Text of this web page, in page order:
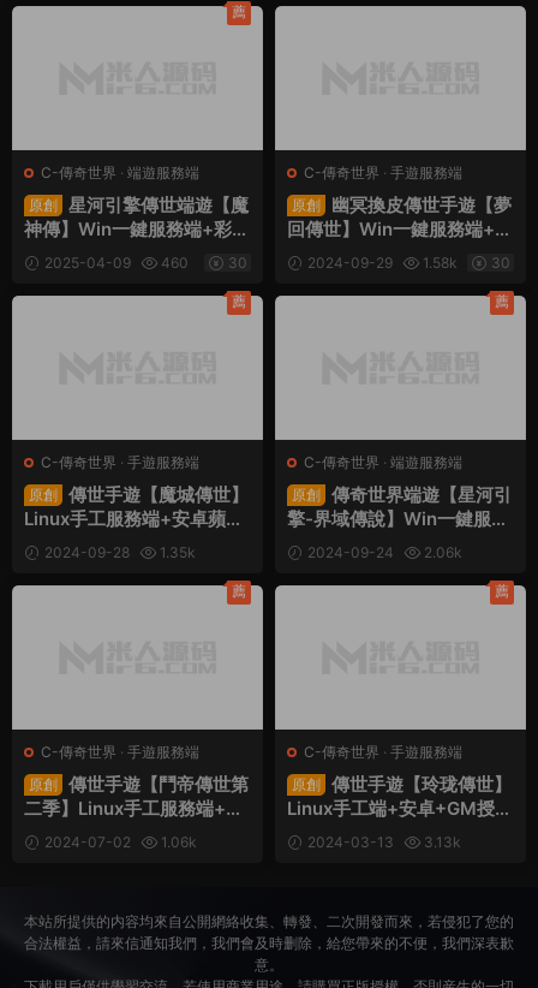
C-傳奇世界 · 端遊服務端
原創
星河引擎傳世端遊【魔
神傳】Win一鍵服務端+彩虹
登陸器+客戶端+視頻架設教
程
2025-04-09 460 30
薦
C-傳奇世界 · 手遊服務端
原創
幽冥換皮傳世手遊【夢
回傳世】Win一鍵服務端+安
卓蘋果雙端+GM後台+視頻
架設教程
2024-09-29 1.58k 30
C-傳奇世界 · 手遊服務端
原創
傳世手遊【魔城傳世】
Linux手工服務端+安卓蘋果
雙端+GM授權後台+視頻架
設教程
2024-09-28
1.35k
薦
C-傳奇世界 · 端遊服務端
原創
傳奇世界端遊【星河引
擎-界域傳說】Win一鍵服務
端+彩虹登陸器+攻略+客戶
端+視頻架設教程
2024-09-24
2.06k
薦
C-傳奇世界 · 手遊服務端
原創
傳世手遊【鬥帝傳世第
二季】Linux手工服務端+安
卓蘋果雙端+GM授權後台
+視頻架設教程
2024-07-02
1.06k
薦
C-傳奇世界 · 手遊服務端
原創
傳世手遊【玲珑傳世】
Linux手工端+安卓+GM授權
後台+架設教程
2024-03-13
3.13k
薦
本站所提供的内容均來自公開網絡收集、轉發、二次開發而來，若侵犯了您的
合法權益，請來信通知我們，我們會及時删除，給您帶來的不便，我們深表歉
意。